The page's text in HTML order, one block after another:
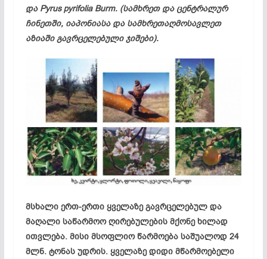
და Pyrus pyrifolia Burm. (სამხრეთ და ცენტრალურ
ჩინეთში, იაპონიასა და სამხრეთაღმოსავლეთ
აზიაში გავრცელებული ჯიშები).
მსხალი ერთ-ერთი ყველაზე გავრცელებულ და
მაღალი საწარმოო ღირებულების მქონე ხილად
ითვლება. მისი მსოფლიო წარმოება საშუალოდ 24
მლნ. ტონას უდრის. ყველაზე დიდი მწარმოებელი